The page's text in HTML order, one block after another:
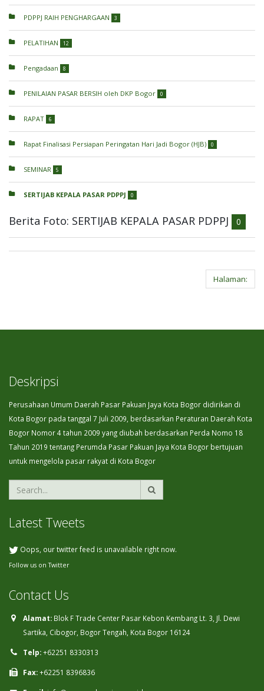
PDPPJ RAIH PENGHARGAAN 3
PELATIHAN 12
Pengadaan 8
PENILAIAN PASAR BERSIH oleh DKP Bogor 0
RAPAT 6
Rapat Finalisasi Persiapan Peringatan Hari Jadi Bogor (HJB) 0
SEMINAR 5
SERTIJAB KEPALA PASAR PDPPJ 0
Berita Foto: SERTIJAB KEPALA PASAR PDPPJ 0
Halaman:
Deskripsi
Perusahaan Umum Daerah Pasar Pakuan Jaya Kota Bogor didirikan di
Kota Bogor pada tanggal 7 Juli 2009, berdasarkan Peraturan Daerah Kota
Bogor Nomor 4 tahun 2009 yang diubah berdasarkan Perda Nomo 18
Tahun 2019 tentang Perumda Pasar Pakuan Jaya Kota Bogor bertujuan
untuk mengelola pasar rakyat di Kota Bogor
Latest Tweets
Oops, our twitter feed is unavailable right now.
Follow us on Twitter
Contact Us
Alamat: Blok F Trade Center Pasar Kebon Kembang Lt. 3, Jl. Dewi
Sartika, Cibogor, Bogor Tengah, Kota Bogor 16124
Telp:+62251 8330313
Fax:+62251 8396836